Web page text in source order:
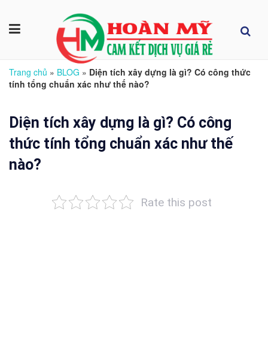
Trang chủ » BLOG » Diện tích xây dựng là gì? Có công thức
tính tổng chuẩn xác như thế nào?
Diện tích xây dựng là gì? Có công
thức tính tổng chuẩn xác như thế
nào?
Rate this post